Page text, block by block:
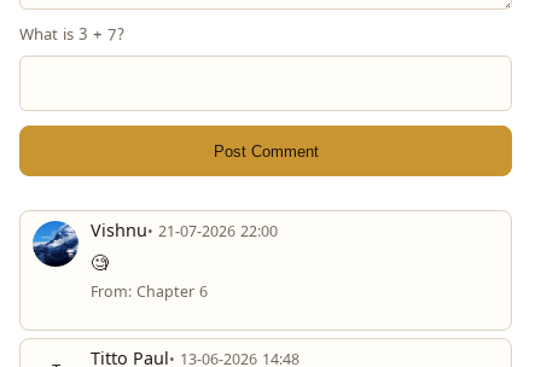
What is 3 + 7?
Post Comment
Vishnu• 21-07-2026 22:00
🧐
From: Chapter 6
Titto Paul• 13-06-2026 14:48